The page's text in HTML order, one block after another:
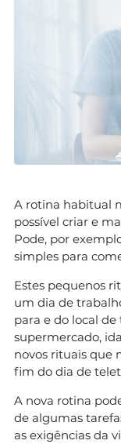
A rotina habitual
possível criar e
Pode, por
simples para
Estes pequenos
um dia de
para e do local
supermercado,
novos rituais que
fim do dia de
A nova rotina
de algumas
as exigências da